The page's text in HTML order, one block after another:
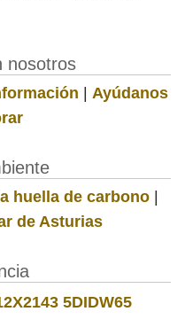
nosotros
| Ayúdanos
huella de carbono|
de Asturias
5DIDW65